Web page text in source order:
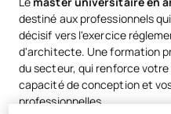
destiné aux professionnels
décisif vers l'exercice
d'architecte. Une formation
du secteur, qui renforce
capacité de conception et
professionnelles.